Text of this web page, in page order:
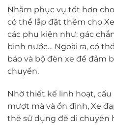
Nhằm phục vụ tốt hơn
có thể lắp đặt thêm cho
các phụ kiện như: gác
bình nước… Ngoài ra, có
báo và bộ đèn xe để đảm
chuyển.
Nhờ thiết kế linh hoạt,
mượt mà và ổn định, Xe
thể sử dụng để di chuyển